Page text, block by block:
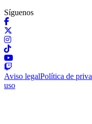
Síguenos
Aviso legalPolítica de
uso